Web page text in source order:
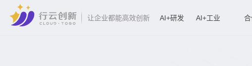
让企业都能高效创新 AI+研发 AI+工业